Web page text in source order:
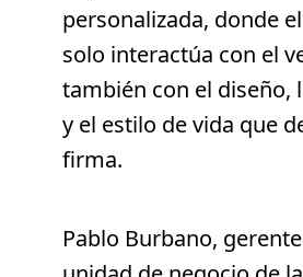
personalizada, donde
solo interactúa con el
también con el diseño,
y el estilo de vida que
firma.
Pablo Burbano,